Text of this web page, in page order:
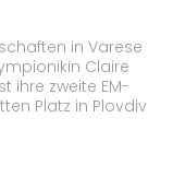
in Varese
Claire
ihre zweite EM-
Platz in Plovdiv